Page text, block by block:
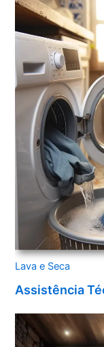
Lava e Seca
Assistência